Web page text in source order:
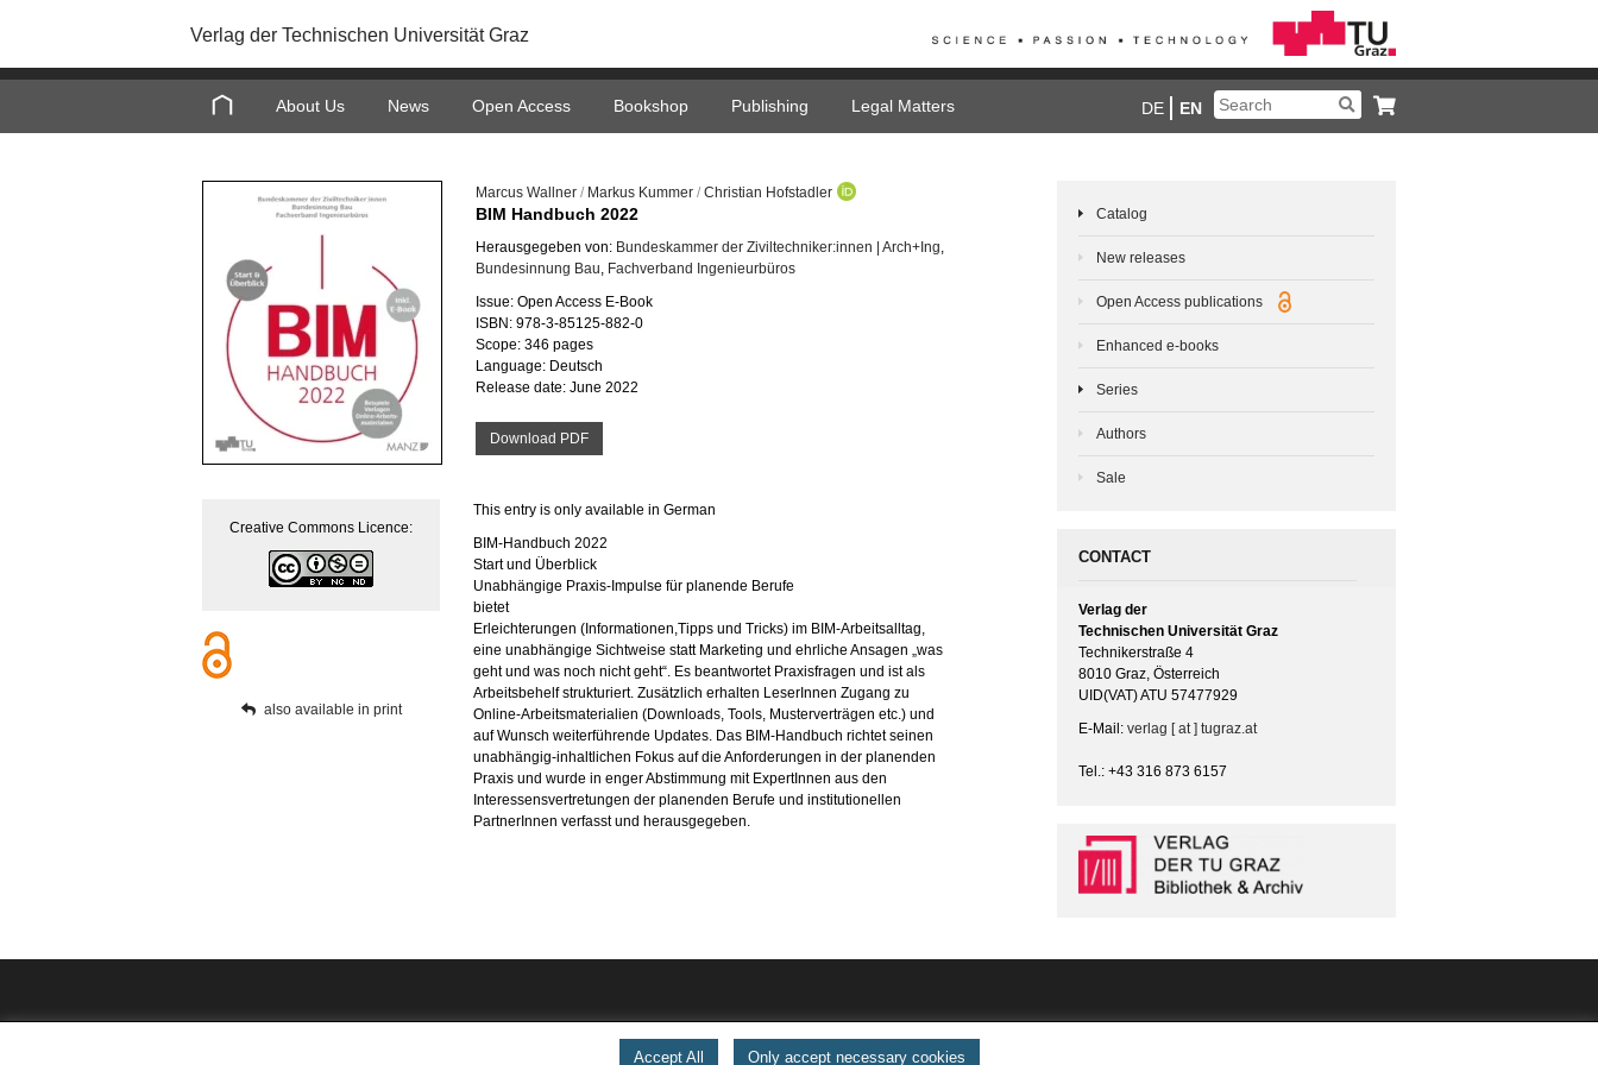
Verlag der Technischen Universität Graz
About Us News Open Access Bookshop Publishing Legal Matters DE EN
Marcus Wallner / Markus Kummer / Christian Hofstadler
BIM Handbuch 2022
Herausgegeben von: Bundeskammer der Ziviltechniker:innen | Arch+Ing
Bundesinnung Bau Fachverband Ingenieurbüros
Issue: Open Access E-Book
ISBN: 978-3-85125-882-0
Scope: 346 pages
Language: Deutsch
Release date: June 2022
Download PDF
Creative Commons Licence:
also available in print
This entry is only available in German
BIM-Handbuch 2022
Start und Überblick
Unabhängige Praxis-Impulse für planende Berufe
bietet
Erleichterungen (Informationen,Tipps und Tricks) im BIM-Arbeitsalltag,
eine unabhängige Sichtweise statt Marketing und ehrliche Ansagen „was
geht und was noch nicht geht“. Es beantwortet Praxisfragen und ist als
Arbeitsbehelf strukturiert. Zusätzlich erhalten LeserInnen Zugang zu
Online-Arbeitsmaterialien (Downloads, Tools, Musterverträgen etc.) und
auf Wunsch weiterführende Updates. Das BIM-Handbuch richtet seinen
unabhängig-inhaltlichen Fokus auf die Anforderungen in der planenden
Praxis und wurde in enger Abstimmung mit ExpertInnen aus den
Interessensvertretungen der planenden Berufe und institutionellen
PartnerInnen verfasst und herausgegeben.
Catalog
New releases
Open Access publications
Enhanced e-books
Series
Authors
Sale
CONTACT
Verlag der
Technischen Universität Graz
Technikerstraße 4
8010 Graz, Österreich
UID(VAT) ATU 57477929
E-Mail: verlag [ at ] tugraz.at
Tel.: +43 316 873 6157
Accept All Only accept necessary cookies